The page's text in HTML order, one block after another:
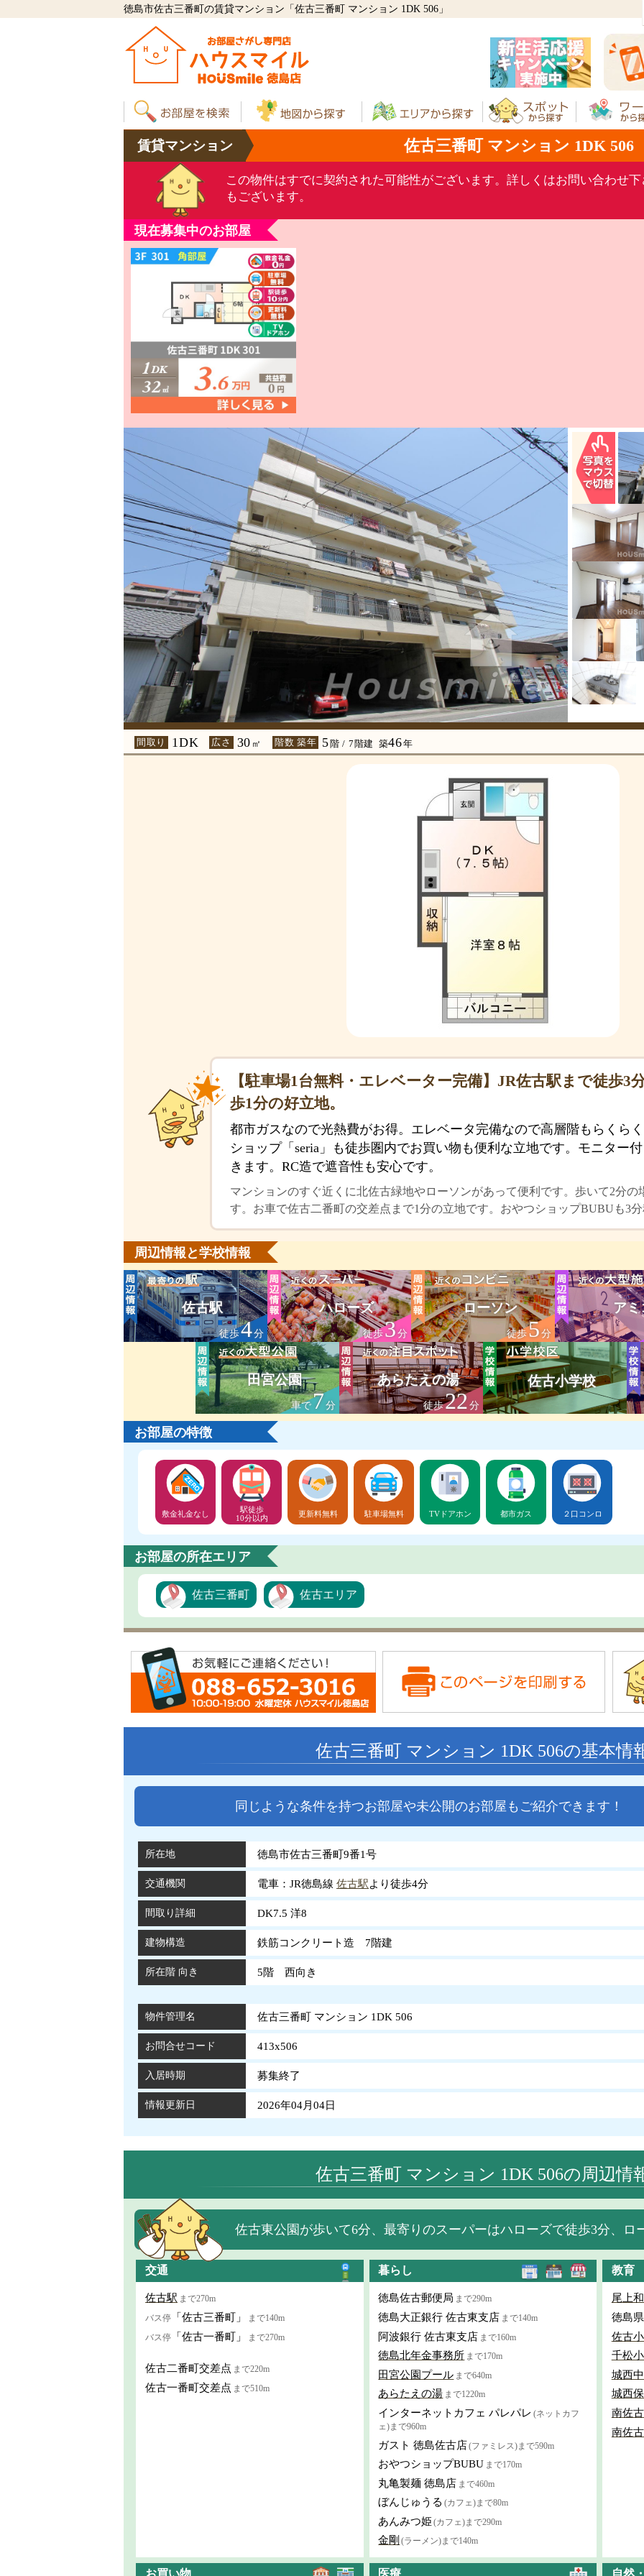
徳島市佐古三番町の賃貸マンション「佐古三番町 マンション 1DK 506」
賃貸マンション 佐古三番町 マンション 1DK 506
この物件はすでに契約された可能性がございます。詳しくはお問い合わせ
もございます。
現在募集中のお部屋
間取り 1DK 広さ 30 ㎡ 階数 築年 5 階 / 7階建 築46年
【駐車場1台無料・エレベーター完備】JR佐古駅まで徒歩3
歩1分の好立地。
都市ガスなので光熱費がお得。エレベータ完備なので高層階もらくら
ショップ「seria」も徒歩圏内でお買い物も便利な立地です。モニター
きます。RC造で遮音性も安心です。
マンションのすぐ近くに北佐古緑地やローソンがあって便利です。歩いて2分
す。お車で佐古二番町の交差点まで1分の立地です。おやつショップBUBUも3
周辺情報と学校情報
佐古駅
徒歩4分
ハローズ
徒歩3分
ローソン
徒歩5分
アミ
田宮公園
車で7分
あらたえの湯
徒歩22分
佐古小学校
お部屋の特徴
敷金礼金なし
駅徒歩
10分以内
更新料無料 駐車場無料 TVドアホン 都市ガス ２口コンロ
お部屋の所在エリア
佐古三番町 佐古エリア
佐古三番町 マンション 1DK 506の基本情
同じような条件を持つお部屋や未公開のお部屋もご紹介できます！
所在地 徳島市佐古三番町9番1号
交通機関 電車：JR徳島線 佐古駅より徒歩4分
間取り詳細 DK7.5 洋8
建物構造 鉄筋コンクリート造 7階建
所在階 向き 5階 西向き
物件管理名 佐古三番町 マンション 1DK 506
お問合せコード 413x506
入居時期 募集終了
情報更新日 2026年04月04日
佐古三番町 マンション 1DK 506の周辺情
佐古東公園が歩いて6分、最寄りのスーパーはハローズで徒歩3分、ロ
交通
佐古駅 まで270m
バス停 「佐古三番町」
まで140m
バス停 「佐古一番町」 まで270m
佐古二番町交差点 まで220m
佐古一番町交差点 まで510m
暮らし
徳島佐古郵便局 まで290m
徳島大正銀行 佐古東支店 まで140m
阿波銀行 佐古東支店 まで160m
徳島北年金事務所 まで170m
田宮公園プール まで640m
あらたえの湯 まで1220m
インターネットカフェ パレパレ (ネットカフ
ェ)まで960m
ガスト 徳島佐古店(ファミレス)まで590m
おやつショップBUBU まで170m
丸亀製麺 徳島店 まで460m
ぼんじゅうる (カフェ)まで80m
あんみつ姫 (カフェ)まで290m
金剛 (ラーメン)まで140m
教育
尾上
徳島
佐古
千松
城西
城西
南佐
南佐